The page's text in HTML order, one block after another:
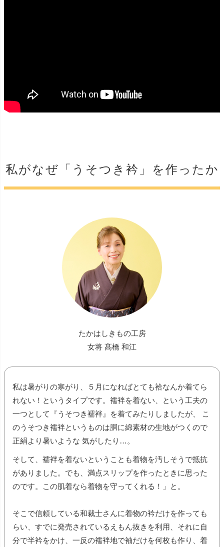
私がなぜ「うそつき衿」を作ったか
たかはしきもの工房
女将 髙橋 和江
私は暑がりの寒がり、５月になればとても袷なんか着てら
れない！というタイプです。襦袢を着ない、という工夫の
一つとして『うそつき襦袢』を着てみたりしましたが、 こ
のうそつき襦袢というものは胴に綿素材の生地がつくので
正絹より暑いような 気がしたり…。
そして、襦袢を着ないということも着物を汚しそうで抵抗
がありました。でも、満点スリップを作ったときに思った
のです。この肌着なら着物を守ってくれる！」と。
そこで信頼している和裁士さんに着物の衿だけを作っても
らい、すでに発売されているえもん抜きを利用、それに自
分で半衿をかけ、一反の襦袢地で袖だけを何枚も作り、着